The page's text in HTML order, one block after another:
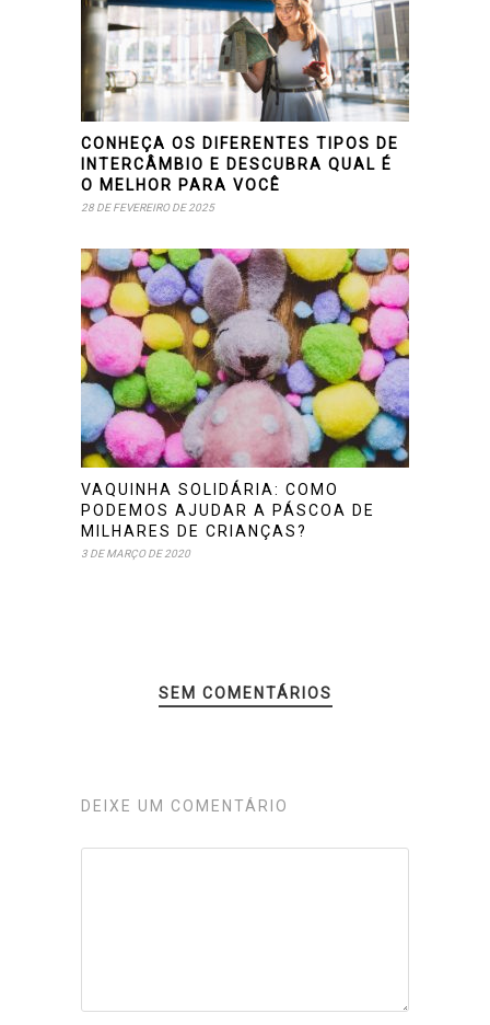
CONHEÇA OS DIFERENTES TIPOS DE
INTERCÂMBIO E DESCUBRA QUAL É
O MELHOR PARA VOCÊ
28 DE FEVEREIRO DE 2025
VAQUINHA SOLIDÁRIA: COMO
PODEMOS AJUDAR A PÁSCOA DE
MILHARES DE CRIANÇAS?
3 DE MARÇO DE 2020
SEM COMENTÁRIOS
DEIXE UM COMENTÁRIO